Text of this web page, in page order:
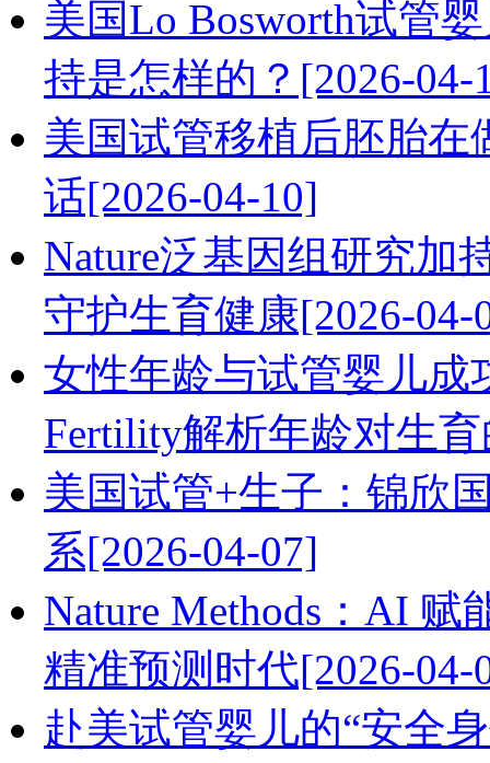
美国Lo Bosworth试管
持是怎样的？[2026-04-
美国试管移植后胚胎
话[2026-04-10]
Nature泛基因组研究加
守护生育健康[2026-04-
女性年龄与试管婴儿成
Fertility解析年龄对生
美国试管+生子：锦欣
系[2026-04-07]
Nature Methods：AI
精准预测时代[2026-04-
赴美试管婴儿的“安全